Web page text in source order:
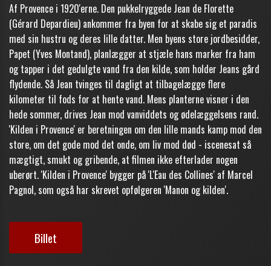
Af Provence i 1920'erne. Den pukkelryggede Jean de Florette
(Gérard Depardieu) ankommer fra byen for at skabe sig et paradis
med sin hustru og deres lille datter. Men byens store jordbesidder,
Papet (Yves Montand), planlægger at stjæle hans marker fra ham
og tapper i det gedulgte vand fra den kilde, som holder Jeans gård
flydende. Så Jean tvinges til dagligt at tilbagelægge flere
kilometer til fods for at hente vand. Mens planterne visner i den
hede sommer, drives Jean mod vanviddets og ødelæggelsens rand.
'Kilden i Provence' er beretningen om den lille mands kamp mod den
store, om det gode mod det onde, om liv mod død - iscenesat så
mægtigt, smukt og gribende, at filmen ikke efterlader nogen
uberørt. 'Kilden i Provence' bygger på 'L'Eau des Collines' af Marcel
Pagnol, som også har skrevet opfølgeren 'Manon og kilden'.
Billet